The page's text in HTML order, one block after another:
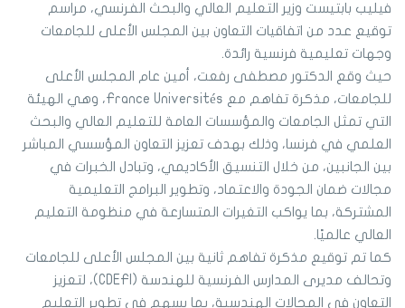
فيليب بابتيست وزير التعليم العالي والبحث الفرنسي، مراسم
توقيع عدد من اتفاقيات التعاون بين المجلس الأعلى للجامعات
وجهات تعليمية فرنسية رائدة.
حيث وقع الدكتور مصطفى رفعت، أمين عام المجلس الأعلى
للجامعات، مذكرة تفاهم مع France Universités، وهي الهيئة
التي تمثل الجامعات والمؤسسات العامة للتعليم العالي والبحث
العلمي في فرنسا، وذلك بهدف تعزيز التعاون المؤسسي المباشر
بين الجانبين، من خلال التنسيق الأكاديمي، وتبادل الخبرات في
مجالات ضمان الجودة والاعتماد، وتطوير البرامج التعليمية
المشتركة، بما يواكب التغيرات المتسارعة في منظومة التعليم
العالي عالميًا.
كما تم توقيع مذكرة تفاهم ثانية بين المجلس الأعلى للجامعات
وتحالف مديرى المدارس الفرنسية للهندسة (CDEFI)، لتعزيز
التعاون في المجالات الهندسية، بما يسهم في تطوير التعليم